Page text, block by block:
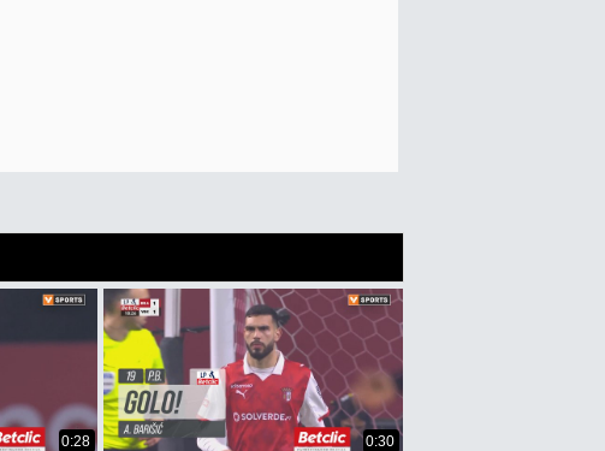
0:28 0:30